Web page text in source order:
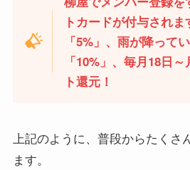
トカードが付与され
「5%」、雨が降って
「10%」、毎月18日
ト還元！
上記のように、普段からたくさ
ます。